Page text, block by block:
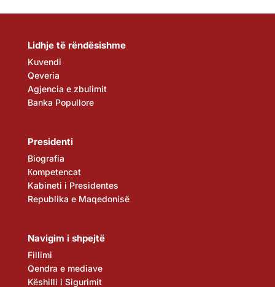
Lidhje të rëndësishme
Kuvendi
Qeveria
Agjencia e zbulimit
Banka Popullore
Presidenti
Biografia
Кompetencat
Kabineti i Presidentes
Republika e Maqedonisë
Navigim i shpejtë
Fillimi
Qendra e mediave
Këshilli i Sigurimit